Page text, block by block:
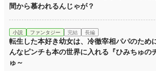
月間ポイント 498 pt (34,872 位)
累計ポイント 7,632 pt (107,915 位)
間から慕われるんじゃが？
小説 ファンタジー 完結 長編
転生した本好き幼女は、冷徹宰相パパのため
んなピンチも本の世界に入れる『ひみちゅの
ゅ～